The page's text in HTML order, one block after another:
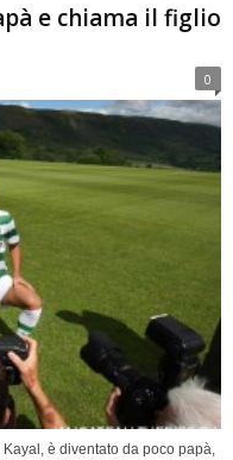
e chiama il figlio
0
è diventato da poco papà,